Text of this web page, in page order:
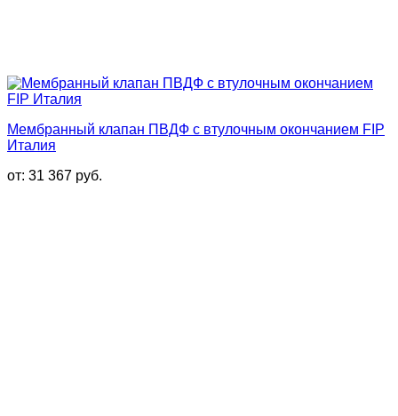
Мембранный клапан ПВДФ с втулочным окончанием FIP
Италия
от: 31 367 руб.